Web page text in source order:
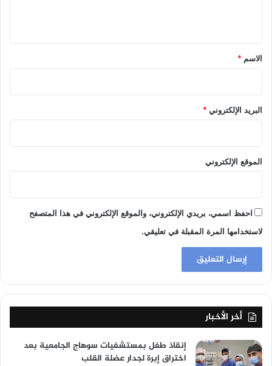
*الاسم *
البريد الإلكتروني *
الموقع الإلكتروني
احفظ اسمي، بريدي الإلكتروني، والموقع الإلكتروني في هذا المتصفح
لاستخدامها المرة المقبلة في تعليقي.
أخر الأخبار
إنقاذ طفل بمستشفيات سوهاج الجامعية بعد
اختراق إبرة لجدار عضلة القلب